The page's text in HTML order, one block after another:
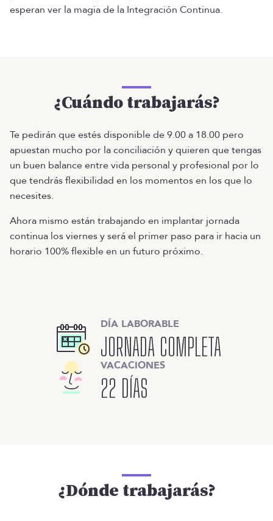
esperan ver la magia de la Integración Continua.
¿Cuándo trabajarás?
Te pedirán que estés disponible de 9.00 a 18.00 pero
apuestan mucho por la conciliación y quieren que tengas
un buen balance entre vida personal y profesional por lo
que tendrás flexibilidad en los momentos en los que lo
necesites.
Ahora mismo están trabajando en implantar jornada
continua los viernes y será el primer paso para ir hacia un
horario 100% flexible en un futuro próximo.
DÍA LABORABLE
JORNADA COMPLETA
VACACIONES
22 DÍAS
¿Dónde trabajarás?